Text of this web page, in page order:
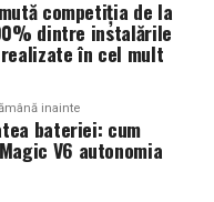
preoperatorii:
bilaterale sau
sarcină la FIV nu este
~60 metri
monofazic, priză
auto electric
integrat pentru
competiția de la
dintre instalările
în cel mult
inainte
bateriei: cum
V6 autonomia